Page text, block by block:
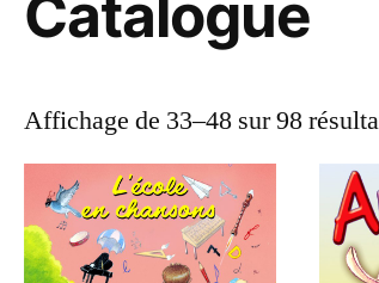
Catalogue
Affichage de 33–48 sur 98